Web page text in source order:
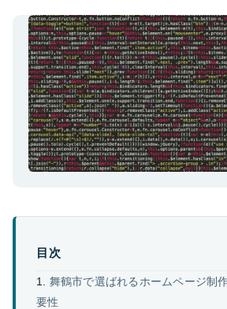
目次
舞鶴市で選ばれるホームページ制
要性